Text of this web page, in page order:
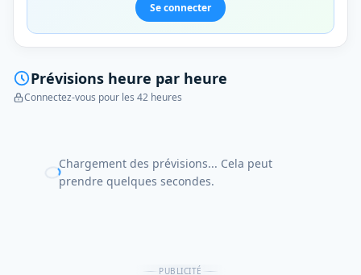
Se connecter
Prévisions heure par heure
Connectez-vous pour les 42 heures
Chargement des prévisions... Cela peut
prendre quelques secondes.
PUBLICITÉ